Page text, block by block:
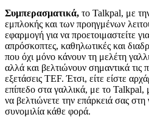
Συμπερασματικά, το Talkpal, με
εμπλοκής και των προηγμένων
εφαρμογή για να προετοιμαστείτε
απρόσκοπτες, καθηλωτικές και
που όχι μόνο κάνουν τη μελέτη
αλλά και βελτιώνουν σημαντικά τις
εξετάσεις TEF. Έτσι, είτε είστε
επίπεδο στα γαλλικά, με το Talkpal,
να βελτιώνετε την επάρκειά σας
συνομιλία κάθε φορά.